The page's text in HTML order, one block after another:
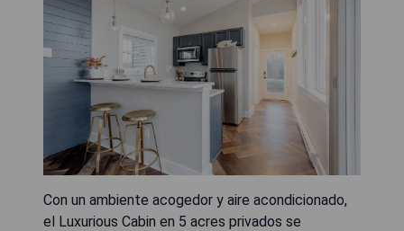
Con un ambiente acogedor y aire acondicionado,
el Luxurious Cabin en 5 acres privados se